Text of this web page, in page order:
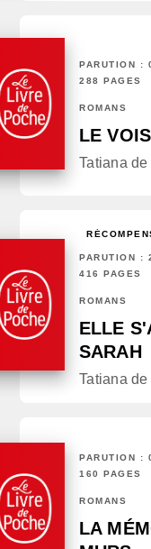
PARUTION :
288 PAGES
ROMANS
LE
Tatiana
PARUTION :
416 PAGES
ROMANS
ELLE
SARAH
Tatiana
PARUTION :
160 PAGES
ROMANS
LA